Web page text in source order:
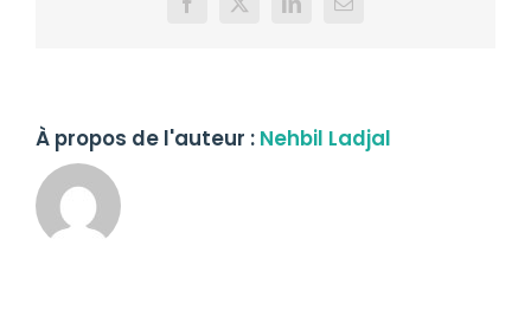
Facebook
X LinkedInEmail
À propos de l'auteur : Nehbil Ladjal